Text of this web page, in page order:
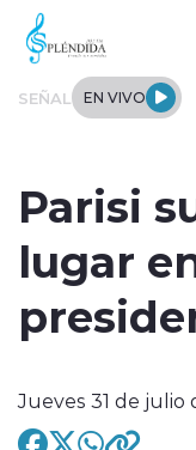
Click acá para ir
SEÑAL EN VIVO
Tendencias
Entrevistas
Parisi
lugar
Jueves 31 de julio